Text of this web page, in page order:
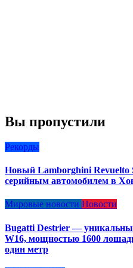
Вы пропустили
Рекорды
Новый Lamborghini
серийным автомобилем в
Мировые новости Новости
Bugatti Destrier —
W16, мощностью 1600
один метр